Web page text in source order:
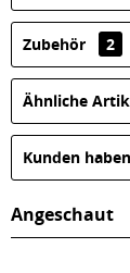
Zubehör 2
Ähnliche
Kunden
Angeschaut